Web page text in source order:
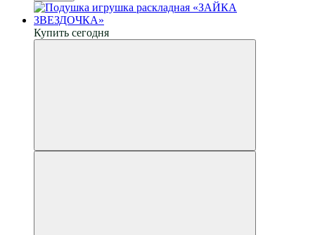
Купить сегодня